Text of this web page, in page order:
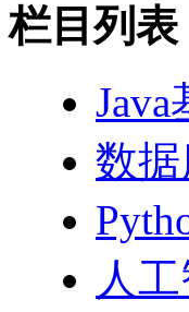
栏目列表
数
人